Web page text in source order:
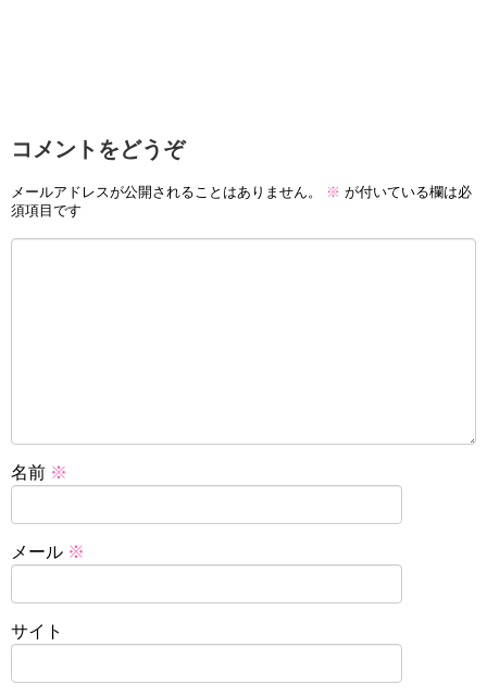
コメントをどうぞ
メールアドレスが公開されることはありません。 ※ が付いている欄は必
須項目です
名前 ※
メール ※
サイト